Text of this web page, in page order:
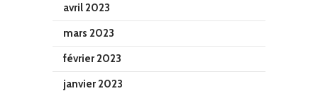
avril 2023
mars 2023
février 2023
janvier 2023